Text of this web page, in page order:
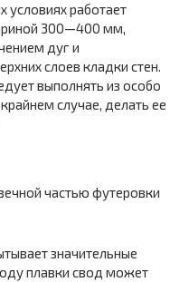
условиях работает
300—400 мм,
дуг и
слоев кладки стен.
выполнять из особо
случае, делать ее
частью футеровки
значительные
плавки свод может